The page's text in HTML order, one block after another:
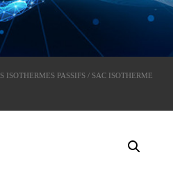
ISOTHERMES PASSIFS / SAC ISOTHERME